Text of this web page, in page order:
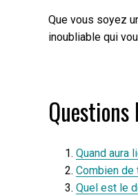
Que vous soyez
inoubliable qui
Quand aura
Combien de
Quel est le